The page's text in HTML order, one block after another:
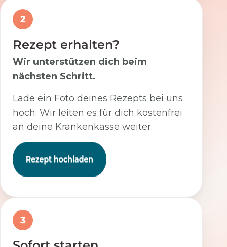
2
Rezept erhalten?
Wir unterstützen dich beim
nächsten Schritt.
Lade ein Foto deines Rezepts bei uns
hoch. Wir leiten es für dich kostenfrei
an deine Krankenkasse weiter.
3